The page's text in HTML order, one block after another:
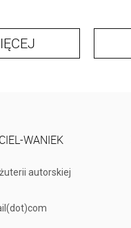
WANIEK
autorskiej